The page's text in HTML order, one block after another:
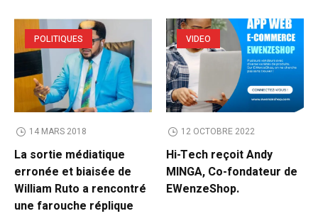
POLITIQUES
14 MARS 2018
La sortie médiatique
erronée et biaisée de
William Ruto a rencontré
une farouche réplique
VIDEO
12 OCTOBRE 2022
Hi-Tech reçoit Andy
MINGA, Co-fondateur de
EWenzeShop.